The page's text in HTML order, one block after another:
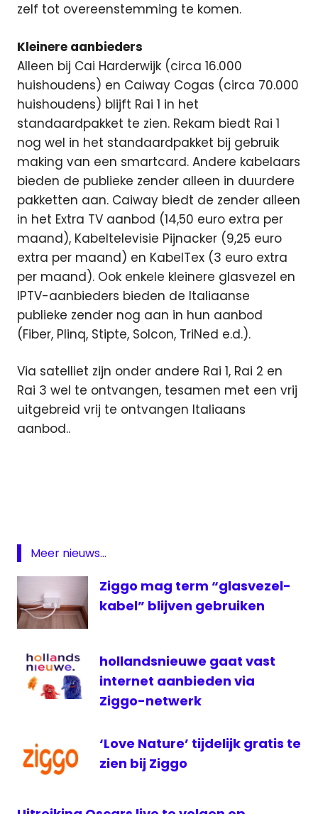
zelf tot overeenstemming te komen.
Kleinere aanbieders
Alleen bij Cai Harderwijk (circa 16.000
huishoudens) en Caiway Cogas (circa 70.000
huishoudens) blijft Rai 1 in het
standaardpakket te zien. Rekam biedt Rai 1
nog wel in het standaardpakket bij gebruik
making van een smartcard. Andere kabelaars
bieden de publieke zender alleen in duurdere
pakketten aan. Caiway biedt de zender alleen
in het Extra TV aanbod (14,50 euro extra per
maand), Kabeltelevisie Pijnacker (9,25 euro
extra per maand) en KabelTex (3 euro extra
per maand). Ook enkele kleinere glasvezel en
IPTV-aanbieders bieden de Italiaanse
publieke zender nog aan in hun aanbod
(Fiber, Plinq, Stipte, Solcon, TriNed e.d.).
Via satelliet zijn onder andere Rai 1, Rai 2 en
Rai 3 wel te ontvangen, tesamen met een vrij
uitgebreid vrij te ontvangen Italiaans
aanbod..
medianieuws
mediaset
Rai
1
televisienieuws
UPC
ziggo
Meer nieuws...
Ziggo mag term “glasvezel-
kabel” blijven gebruiken
hollandsnieuwe gaat vast
internet aanbieden via
Ziggo-netwerk
‘Love Nature’ tijdelijk gratis te
zien bij Ziggo